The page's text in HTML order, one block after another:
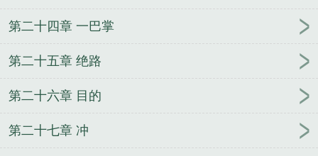
第二十四章 一巴掌
第二十五章 绝路
第二十六章 目的
第二十七章 冲